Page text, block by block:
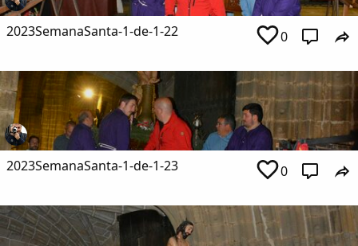
2023SemanaSanta-1-de-1-22 0
2023SemanaSanta-1-de-1-23 0